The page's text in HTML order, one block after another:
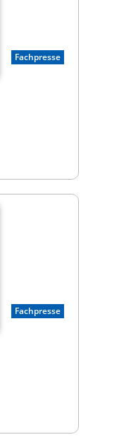
Fachpresse
Fachpresse